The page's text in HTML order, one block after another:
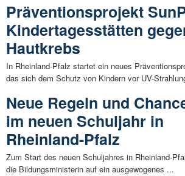
Präventionsprojekt
Kindertagesstätten
Hautkrebs
In Rheinland-Pfalz startet ein neues
das sich dem Schutz von Kindern vor UV-
Neue Regeln und
im neuen Schuljahr in
Rheinland-Pfalz
Zum Start des neuen Schuljahres in Rheinland-
die Bildungsministerin auf ein ausgewogenes ...